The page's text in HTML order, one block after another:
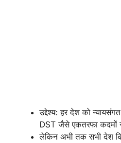
उद्देश्य: हर देश को
DST जैसे एकतरफा कदमों
लेकिन अभी तक सभी देश